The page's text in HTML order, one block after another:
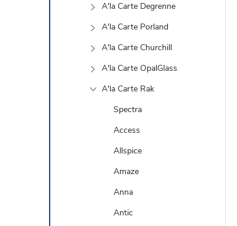
A'la Carte Degrenne
A'la Carte Porland
A'la Carte Churchill
A'la Carte OpalGlass
A'la Carte Rak
Spectra
Access
Allspice
Amaze
Anna
Antic